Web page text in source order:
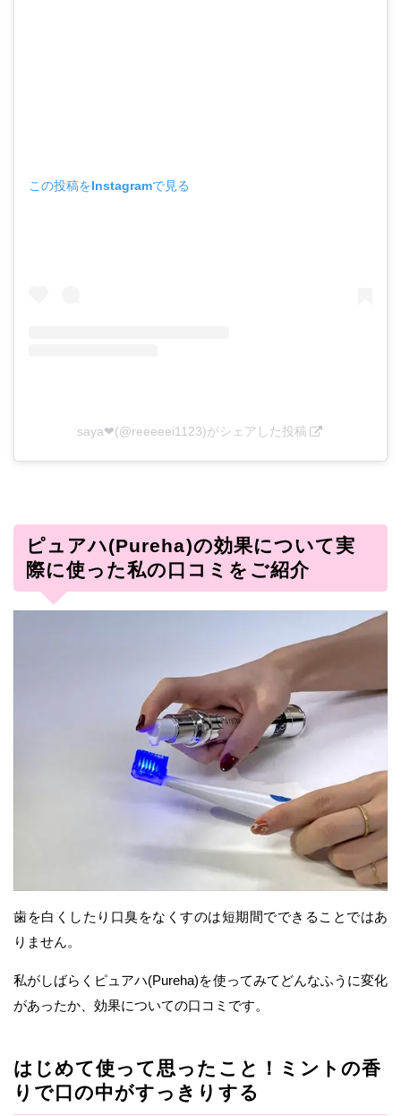
この投稿をInstagramで見る
saya❤︎(@reeeeei1123)がシェアした投稿
ピュアハ(Pureha)の効果について実
際に使った私の口コミをご紹介
歯を白くしたり口臭をなくすのは短期間でできることではあ
りません。
私がしばらくピュアハ(Pureha)を使ってみてどんなふうに変化
があったか、効果についての口コミです。
はじめて使って思ったこと！ミントの香
りで口の中がすっきりする